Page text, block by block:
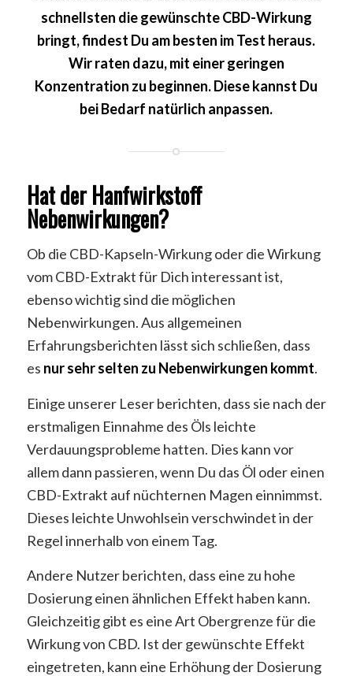
schnellsten die gewünschte CBD-Wirkung
bringt, findest Du am besten im Test heraus.
Wir raten dazu, mit einer geringen
Konzentration zu beginnen. Diese kannst Du
bei Bedarf natürlich anpassen.
Hat der Hanfwirkstoff
Nebenwirkungen?
Ob die CBD-Kapseln-Wirkung oder die Wirkung
vom CBD-Extrakt für Dich interessant ist,
ebenso wichtig sind die möglichen
Nebenwirkungen. Aus allgemeinen
Erfahrungsberichten lässt sich schließen, dass
es nur sehr selten zu Nebenwirkungen kommt.
Einige unserer Leser berichten, dass sie nach der
erstmaligen Einnahme des Öls leichte
Verdauungsprobleme hatten. Dies kann vor
allem dann passieren, wenn Du das Öl oder einen
CBD-Extrakt auf nüchternen Magen einnimmst.
Dieses leichte Unwohlsein verschwindet in der
Regel innerhalb von einem Tag.
Andere Nutzer berichten, dass eine zu hohe
Dosierung einen ähnlichen Effekt haben kann.
Gleichzeitig gibt es eine Art Obergrenze für die
Wirkung von CBD. Ist der gewünschte Effekt
eingetreten, kann eine Erhöhung der Dosierung